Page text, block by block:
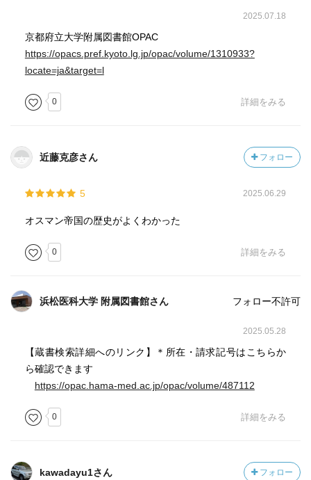
が発布され、タンジマートが始まる。多様な臣民・地域に
対する柔軟な制度運用から、均質性・平等性の担保された
制度運用へ。
・1853年のクリミア戦争ではイギリス・フランスがロシア
ーム教徒の完全な平等が課される。
2025.07.18
京都府立大学附属図書館OPAC
https://opacs.pref.kyoto.lg.jp/opac/volume/1310933?
locate=ja&target=l
0 詳細をみる
近藤克彦さん フォロー
5 2025.06.29
オスマン帝国の歴史がよくわかった
0 詳細をみる
浜松医科大学 附属図書館さん フォロー不許可
2025.05.28
【蔵書検索詳細へのリンク】＊所在・請求記号はこちらか
ら確認できます
https://opac.hama-med.ac.jp/opac/volume/487112
0 詳細をみる
kawadayu1さん フォロー